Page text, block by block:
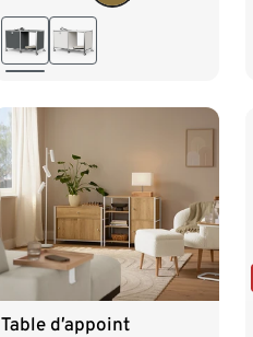
Table d’appoint